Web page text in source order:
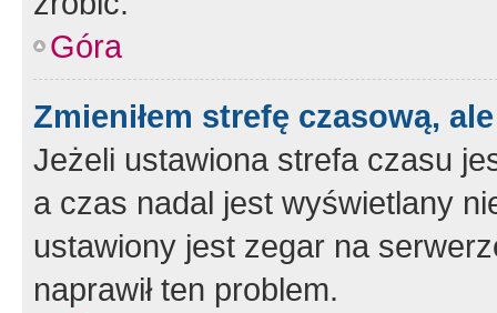
Góra
Zmieniłem strefę czasową,
Jeżeli ustawiona strefa czasu
a czas nadal jest wyświetlany
ustawiony jest zegar na
naprawił ten problem.